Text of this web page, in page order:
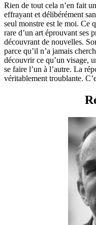
Rien de tout cela n’en fait
effrayant et délibérément
seul monstre est le moi. Ce
rare d’un art éprouvant ses
découvrant de nouvelles.
parce qu’il n’a jamais
découvrir ce qu’un visage,
se faire l’un à l’autre. La
véritablement troublante.